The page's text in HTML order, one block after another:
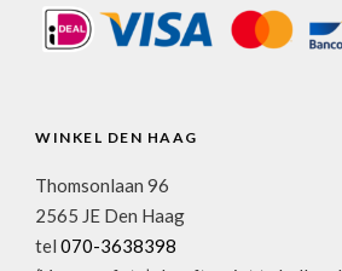
WINKEL DEN HAAG
Thomsonlaan 96
2565 JE Den Haag
tel 070-3638398